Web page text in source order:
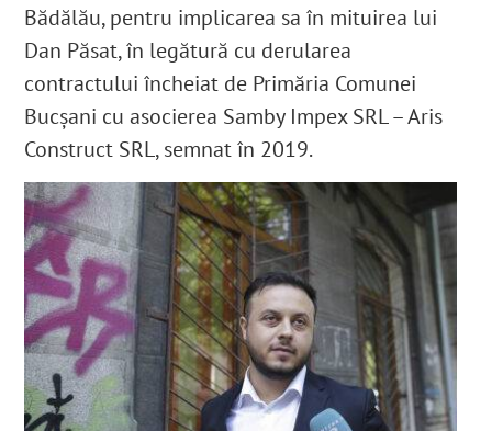
Bădălău, pentru implicarea sa în mituirea lui
Dan Păsat, în legătură cu derularea
contractului încheiat de Primăria Comunei
Bucşani cu asocierea Samby Impex SRL – Aris
Construct SRL, semnat în 2019.